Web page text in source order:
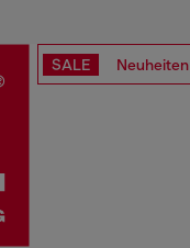
SALE Neuheiten